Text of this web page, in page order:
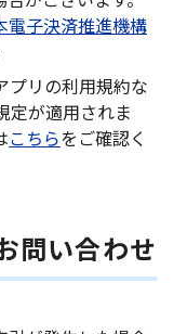
電子決済推進機構
プリの利用規約な
定が適用されま
こちらをご確認く
問い合わせ